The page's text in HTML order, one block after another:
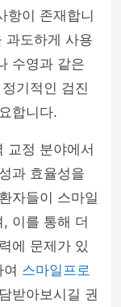
항이 존재합니
과도하게 사용
수영과 같은
기적인 검진
합니다.
교정 분야에서
과 효율성을
자들이 스마일
이를 통해 더
에 문제가 있
스마일프로
받아보시길 권